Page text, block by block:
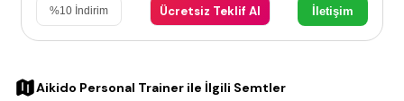
%10 İndirim Ücretsiz Teklif Al İletişim
Aikido Personal Trainer ile İlgili Semtler